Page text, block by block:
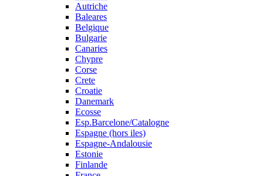
Autriche
Baleares
Belgique
Bulgarie
Canaries
Chypre
Corse
Crete
Croatie
Danemark
Ecosse
Esp.Barcelone/Catalogne
Espagne (hors iles)
Espagne-Andalousie
Estonie
Finlande